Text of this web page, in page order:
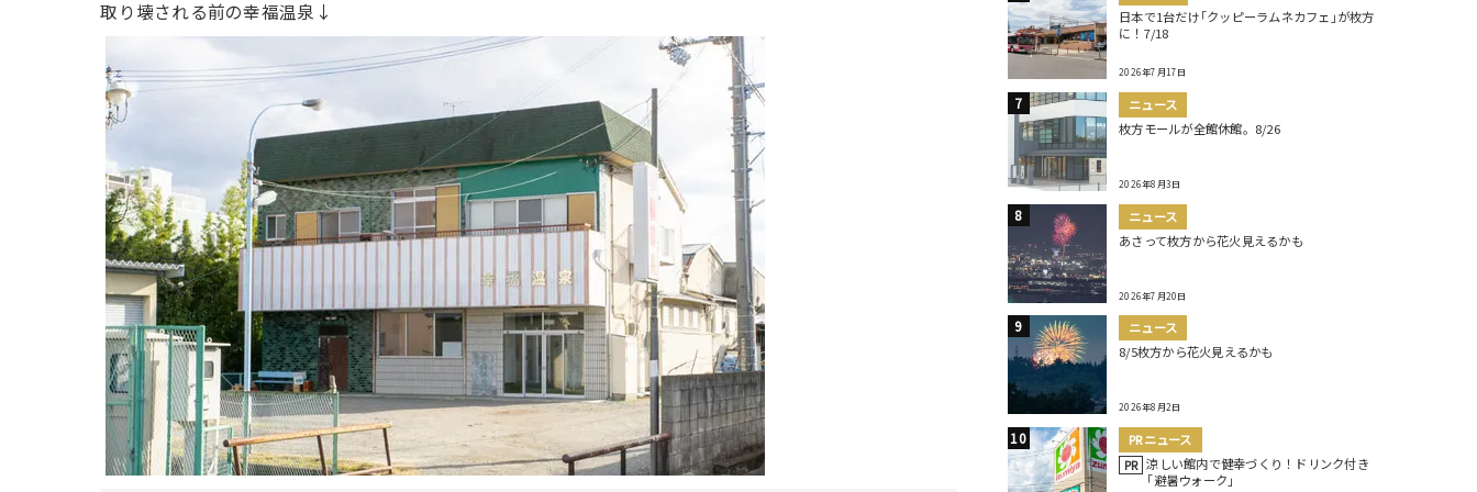
取り壊される前の幸福温泉↓
日本で1台だけ｢クッピーラムネカフェ｣が枚方
に！7/18
2026年7月17日
ニュース
枚方モールが全館休館。8/26
2026年8月3日
ニュース
あさって枚方から花火見えるかも
2026年7月20日
ニュース
8/5枚方から花火見えるかも
2026年8月2日
PRニュース
PR 涼しい館内で健幸づくり！ドリンク付き
｢避暑ウォーク｣